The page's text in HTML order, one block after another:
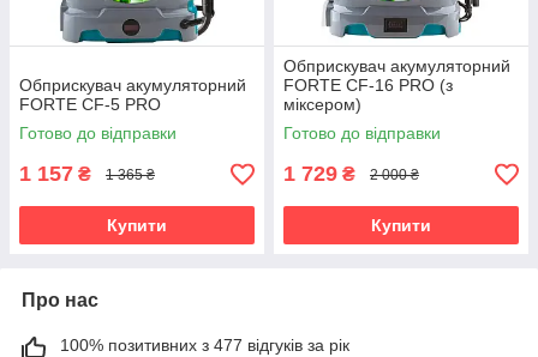
Обприскувач акумуляторний
FORTE CF-5 PRO
Готово до відправки
1 157 ₴ 1 365 ₴
Купити
Обприскувач акумуляторний
FORTE CF-16 PRO (з
міксером)
Готово до відправки
1 729 ₴ 2 000 ₴
Купити
Про нас
100% позитивних з 477 відгуків за рік